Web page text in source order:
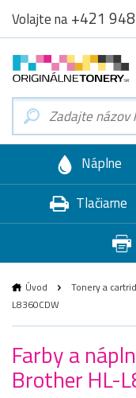
Volajte na+421
Náplne
Tlačiarne
Úvod Tonery a
L8360CDW
Farby a
Brother HL-